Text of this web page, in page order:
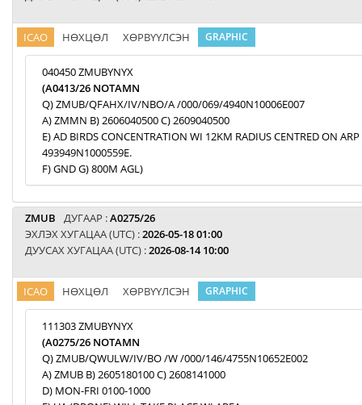
ICAO НӨХЦӨЛ ХӨРВҮҮЛСЭН GRAPHIC
040450 ZMUBYNYX
(A0413/26 NOTAMN
Q) ZMUB/QFAHX/IV/NBO/A /000/069/4940N10006E007
A) ZMMN B) 2606040500 C) 2609040500
E) AD BIRDS CONCENTRATION WI 12KM RADIUS CENTRED ON ARP
493949N1000559E.
F) GND G) 800M AGL)
ZMUB ДУГААР :A0275/26
ЭХЛЭХ ХУГАЦАА (UTC) :2026-05-18 01:00
ДУУСАХ ХУГАЦАА (UTC) :2026-08-14 10:00
ICAO НӨХЦӨЛ ХӨРВҮҮЛСЭН GRAPHIC
111303 ZMUBYNYX
(A0275/26 NOTAMN
Q) ZMUB/QWULW/IV/BO /W /000/146/4755N10652E002
A) ZMUB B) 2605180100 C) 2608141000
D) MON-FRI 0100-1000